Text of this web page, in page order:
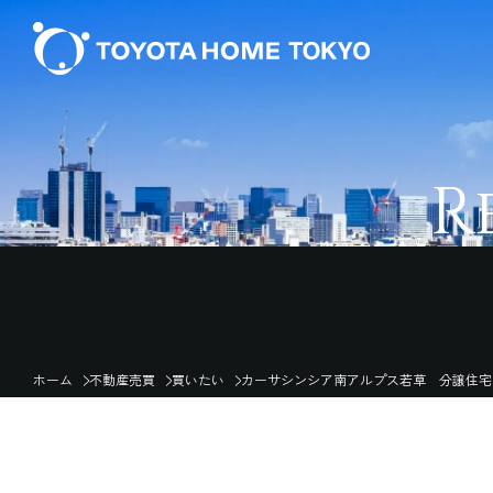
ホーム 不動産売買 買いたい カーサシンシア南アルプス若草 分譲住宅